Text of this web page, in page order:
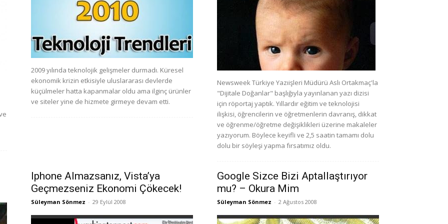
2009 yılında teknolojik gelişmeler durmadı. Küresel
ekonomik krizin etkisiyle uluslararası devlerde
küçülmeler hatta kapanmalar oldu ama ilginç ürünler
ve siteler yine de hizmete girmeye devam etti.
Newsweek Türkiye Yazıişleri Müdürü Aslı Ortakmaç'la
"Dijitale Doğanlar" başlığıyla yayınlanan yazı dizisi
için röportaj yaptık. Yıllardır eğitim ve teknolojisi
ilişkisi, öğrencilerin ve öğretmenlerin davranış, dikkat
ve öğrenme/öğretme değişiklikleri üzerine makaleler
yazıyorum. Böylece keyifli ve 2,5 saatin tamamı dolu
dolu bir söyleşi yapma fırsatımız oldu.
Iphone Almazsanız, Vista’ya
Geçmezseniz Ekonomi Çökecek!
Süleyman Sönmez - 29 Eylül 2008
Google Sizce Bizi Aptallaştırıyor
mu? – Okura Mim
Süleyman Sönmez - 2 Ağustos 2008